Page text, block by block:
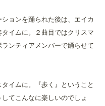
ョンを踊られた後は、エイカ
イムに。２曲目ではクリスマ
ンティアメンバーで踊らせて
イムに。『歩く』ということ
てこんなに楽しいのでしょ